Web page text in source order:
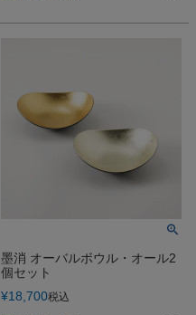
墨消 オーバルボウル・オール2
個セット
¥18,700税込